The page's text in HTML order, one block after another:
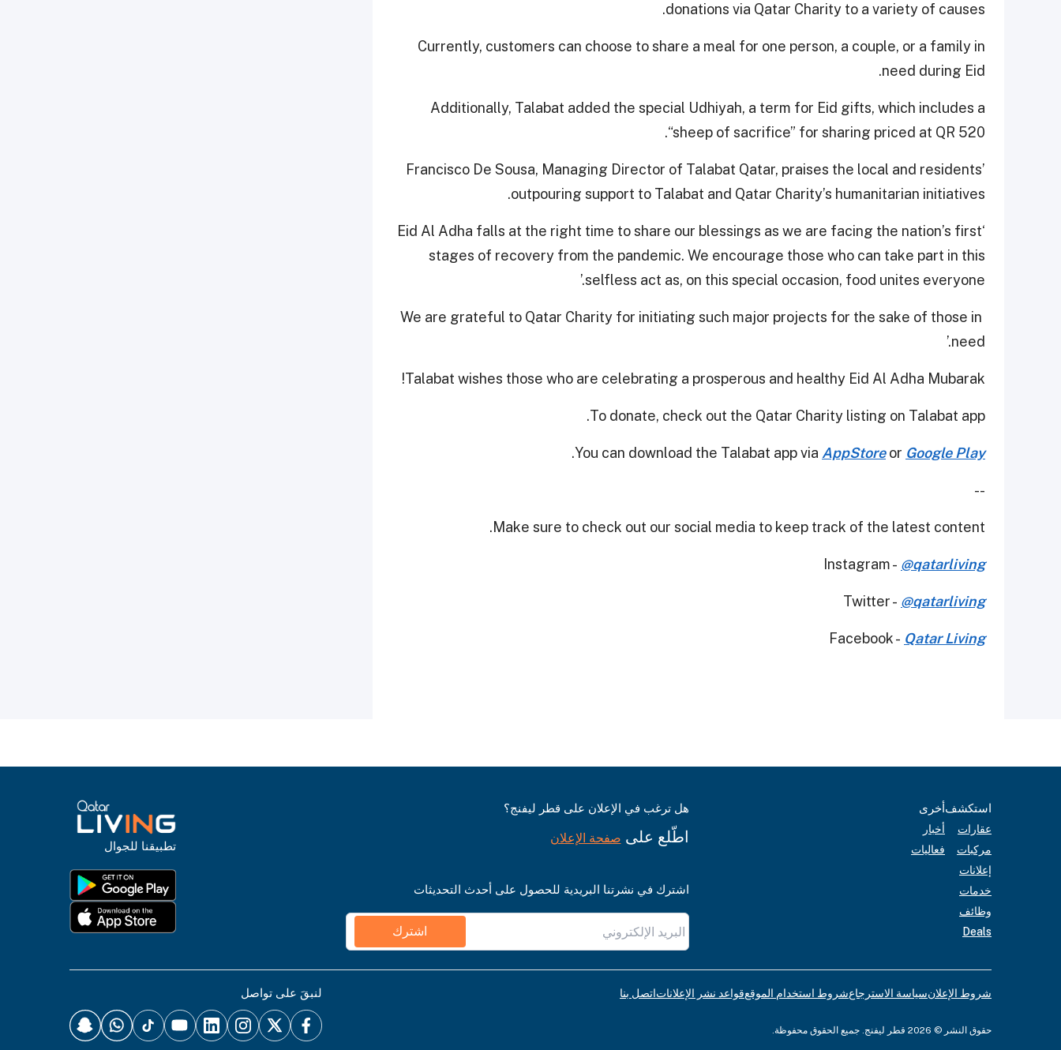
donations via Qatar Charity to a variety of causes.
Currently, customers can choose to share a meal for one person, a couple, or a family in
need during Eid.
Additionally, Talabat added the special Udhiyah, a term for Eid gifts, which includes a
“sheep of sacrifice” for sharing priced at QR 520.
Francisco De Sousa, Managing Director of Talabat Qatar, praises the local and residents’
outpouring support to Talabat and Qatar Charity’s humanitarian initiatives.
‘Eid Al Adha falls at the right time to share our blessings as we are facing the nation’s first
stages of recovery from the pandemic. We encourage those who can take part in this
selfless act as, on this special occasion, food unites everyone.’
We are grateful to Qatar Charity for initiating such major projects for the sake of those in
need.’
Talabat wishes those who are celebrating a prosperous and healthy Eid Al Adha Mubarak!
To donate, check out the Qatar Charity listing on Talabat app.
You can download the Talabat app via AppStoreor Google Play
.
--
Make sure to check out our social media to keep track of the latest content.
Instagram - @qatarliving
Twitter - @qatarliving
Facebook - Qatar Living
استكشف
عقارات
مركبات
إعلانات
خدمات
وظائف
Deals
أخرى
أخبار
فعاليات
هل ترغب في الإعلان على قطر ليفنج؟
اطّلع على صفحة الإعلان
اشترك في نشرتنا البريدية للحصول على أحدث التحديثات
اشترك
تطبيقنا للجوال
شروط الإعلانسياسة الاسترجاعشروط استخدام الموقعقواعد نشر الإعلاناتاتصل بنا
حقوق النشر © 2026 قطر ليفنج. جميع الحقوق محفوظة.
لنبقَ على تواصل